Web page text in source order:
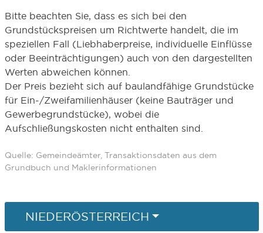
Bitte beachten Sie, dass es sich bei den
Grundstückspreisen um Richtwerte handelt, die im
speziellen Fall (Liebhaberpreise, individuelle Einflüsse
oder Beeinträchtigungen) auch von den dargestellten
Werten abweichen können.
Der Preis bezieht sich auf baulandfähige Grundstücke
für Ein-/Zweifamilienhäuser (keine Bauträger und
Gewerbegrundstücke), wobei die
Aufschließungskosten nicht enthalten sind.
Quelle: Gemeindeämter, Transaktionsdaten aus dem
Grundbuch und Maklerinformationen
NIEDERÖSTERREICH